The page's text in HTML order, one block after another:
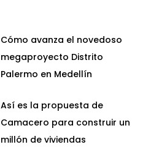
Cómo avanza el novedoso
megaproyecto Distrito
Palermo en Medellín
Así es la propuesta de
Camacero para construir un
millón de viviendas